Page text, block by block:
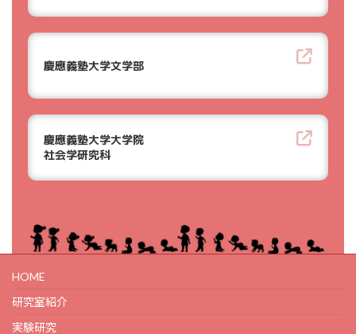
慶應義塾大学文学部
慶應義塾大学大学院
社会学研究科
HOME
研究室紹介
実験研究